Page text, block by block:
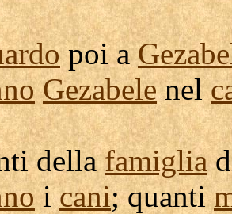
poi a
Gezabelenel
dellafamiglia
icani; quanti